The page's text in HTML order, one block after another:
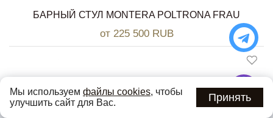
БАРНЫЙ СТУЛ MONTERA POLTRONA FRAU
от 225 500 RUB
Мы используем файлы cookies, чтобы
улучшить сайт для Вас.
Принять